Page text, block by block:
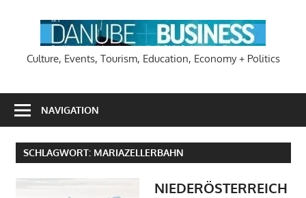
Culture, Events, Tourism, Education, Economy + Politics
NAVIGATION
SCHLAGWORT: MARIAZELLERBAHN
NIEDERÖSTERREICH